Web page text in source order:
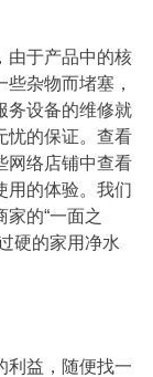
由于产品中的核
杂物而堵塞，
务设备的维修就
忧的保证。查看
网络店铺中查看
用的体验。我们
的“一面之
硬的家用净水
利益，随便找一